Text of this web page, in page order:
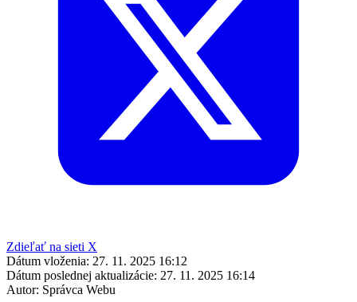
Zdieľať na sieti X
Dátum vloženia: 27. 11. 2025 16:12
Dátum poslednej aktualizácie: 27. 11. 2025 16:14
Autor: Správca Webu